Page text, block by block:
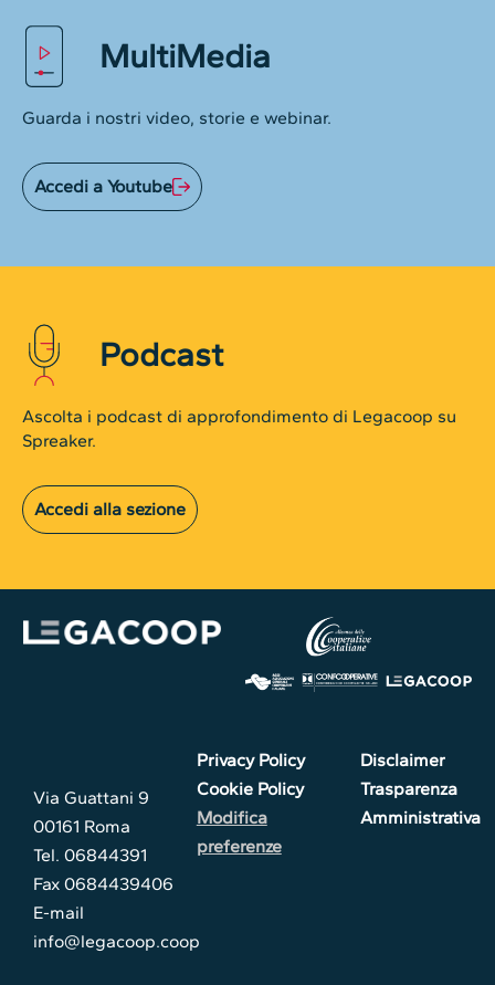
MultiMedia
Guarda i nostri video, storie e webinar.
Accedi a Youtube
Podcast
Ascolta i podcast di approfondimento di Legacoop su
Spreaker.
Accedi alla sezione
Via Guattani 9
00161 Roma
Tel. 06844391
Fax 0684439406
E-mail
info@legacoop.coop
Privacy Policy
Cookie Policy
Modifica
preferenze
Disclaimer
Trasparenza
Amministrativa